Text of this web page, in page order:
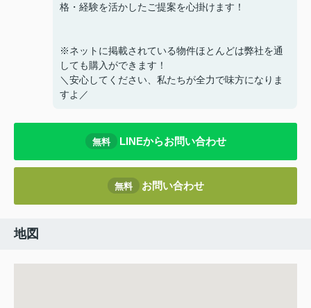
格・経験を活かしたご提案を心掛けます！
※ネットに掲載されている物件ほとんどは弊社を通
しても購入ができます！
＼安心してください、私たちが全力で味方になりま
すよ／
無料 LINEからお問い合わせ
無料 お問い合わせ
地図